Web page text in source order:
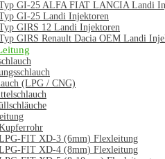
GI-25 ALFA FIAT LANCIA Landi
GI-25 Landi Injektoren
GIRS 12 Landi Injektoren
GIRS Renault Dacia OEM Landi
(LPG / CNG)
FIT XD-3 (6mm) Flexleitung
FIT XD-4 (8mm) Flexleitung